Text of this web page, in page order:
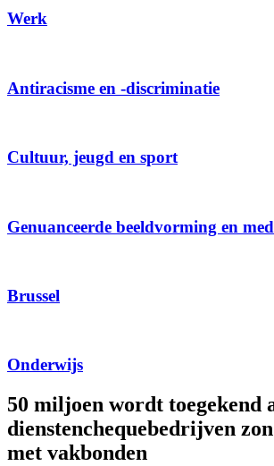
Werk
Antiracisme en -discriminatie
Cultuur, jeugd en sport
Genuanceerde beeldvorming en
Brussel
Onderwijs
50 miljoen wordt toegekend
dienstenchequebedrijven
met vakbonden